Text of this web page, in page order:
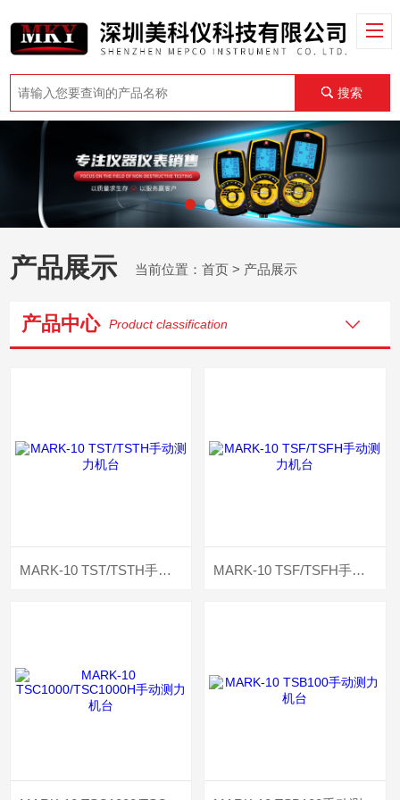
搜索
产品展示 当前位置：首页 > 产品展示
产品中心 Product classification
MARK-10 TST/TSTH手动测力机台 MARK-10 TSF/TSFH手动测力机台